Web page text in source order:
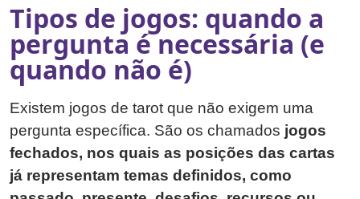
Tipos de jogos: quando a
pergunta é necessária (e
quando não é)
Existem jogos de tarot que não exigem uma
pergunta específica. São os chamados jogos
fechados, nos quais as posições das cartas
já representam temas definidos, como